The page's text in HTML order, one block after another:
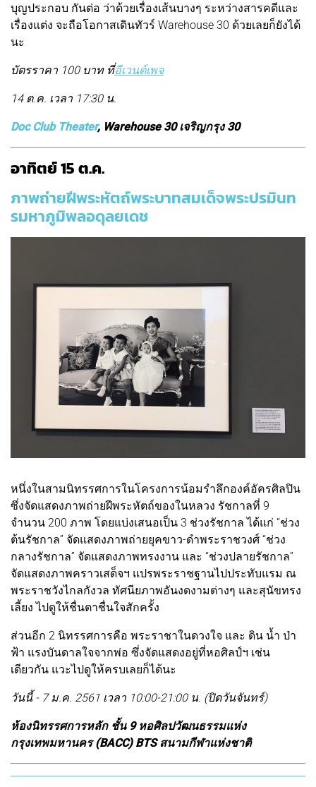
บุญประกอบ กันต่อ ว่าด้วยเรื่องเส้นบางๆ ระหว่างสารคดีและ
เรื่องแต่ง จะถือโอกาสเดินทัวร์ Warehouse 30 ด้วยเลยก็ยังได้
นะ
บัตรราคา 100 บาท ที่อีเวนต์เพจ
14 ต.ค. เวลา 17:30 น.
Doc Club Theater, Warehouse 30 เจริญกรุง 30
อาทิตย์ 15 ต.ค.
ภาพถ่ายฝีพระหัตถ์พระบาทสมเด็จพระปรมินท
รมหาภูมิพลอดุลยเดช
หนึ่งในสามนิทรรศการในโครงการน้อมรำลึกองค์อัครศิลปิน
ซึ่งจัดแสดงภาพถ่ายฝีพระหัตถ์ของในหลวง รัชกาลที่ 9
จำนวน 200 ภาพ โดยแบ่งเสนอเป็น 3 ช่วงรัชกาล ได้แก่ “ช่วง
ต้นรัชกาล” จัดแสดงภาพถ่ายยุคขาว-ดำพระราชวงศ์ “ช่วง
กลางรัชกาล” จัดแสดงภาพทรงงาน และ “ช่วงปลายรัชกาล”
จัดแสดงภาพคราวเสด็จฯ แปรพระราชฐานไปประทับแรม ณ
พระราชวังไกลกังวล ทัศนียภาพอันงดงามต่างๆ และสุนัขทรง
เลี้ยง ไปดูให้ชื่นตาชื่นใจสักครั้ง
ส่วนอีก 2 นิทรรศการคือ พระราชาในดวงใจ และ ดิน น้ำ ป่า
ฟ้า แรงบันดาลใจจากพ่อ ซึ่งจัดแสดงอยู่ที่หอศิลป์ฯ เช่น
เดียวกัน แวะไปดูให้ครบเลยก็ได้นะ
วันนี้ - 7 ม.ค. 2561 เวลา 10:00-21:00 น. (ปิดวันจันทร์)
ห้องนิทรรศการหลัก ชั้น 9 หอศิลปวัฒนธรรมแห่ง
กรุงเทพมหานคร (BACC) BTS สนามกีฬาแห่งชาติ